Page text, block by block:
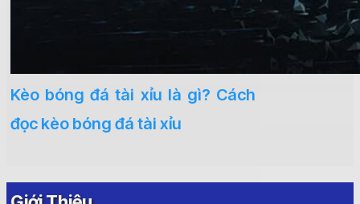
Kèo bóng đá tài xỉu là gì? Cách
đọc kèo bóng đá tài xỉu